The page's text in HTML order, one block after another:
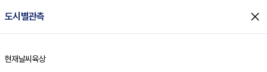
도시별관측 close
홈
현재날씨 육상